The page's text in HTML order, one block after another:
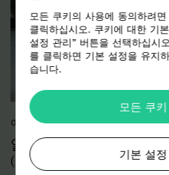
이벤트 (EVENTS)
알칸타라의 라이프스타
(K-CONTEMPORARY-
모든 쿠키의 사용에 동의하려
클릭하십시오. 쿠키에 대한 기
설정 관리” 버튼을 선택하십시
를 클릭하면 기본 설정을 유지
습니다.
모든 쿠
기본 설